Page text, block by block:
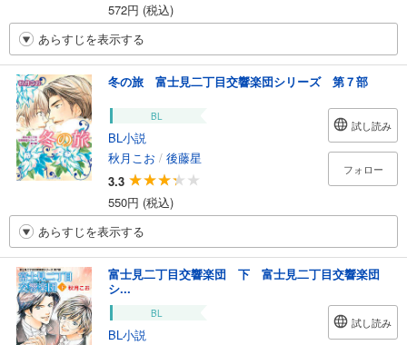
572円 (税込)
あらすじを表示する
冬の旅 富士見二丁目交響楽団シリーズ 第７部
BL
BL小説
秋月こお / 後藤星
3.3
550円 (税込)
試し読み
フォロー
あらすじを表示する
富士見二丁目交響楽団 下 富士見二丁目交響楽団
シ...
BL
BL小説
試し読み